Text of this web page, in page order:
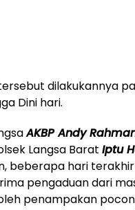
dilakukannya
Dini hari.
AKBP Andy
Langsa Barat Iptu
beberapa hari terakhir
pengaduan dari
penampakan